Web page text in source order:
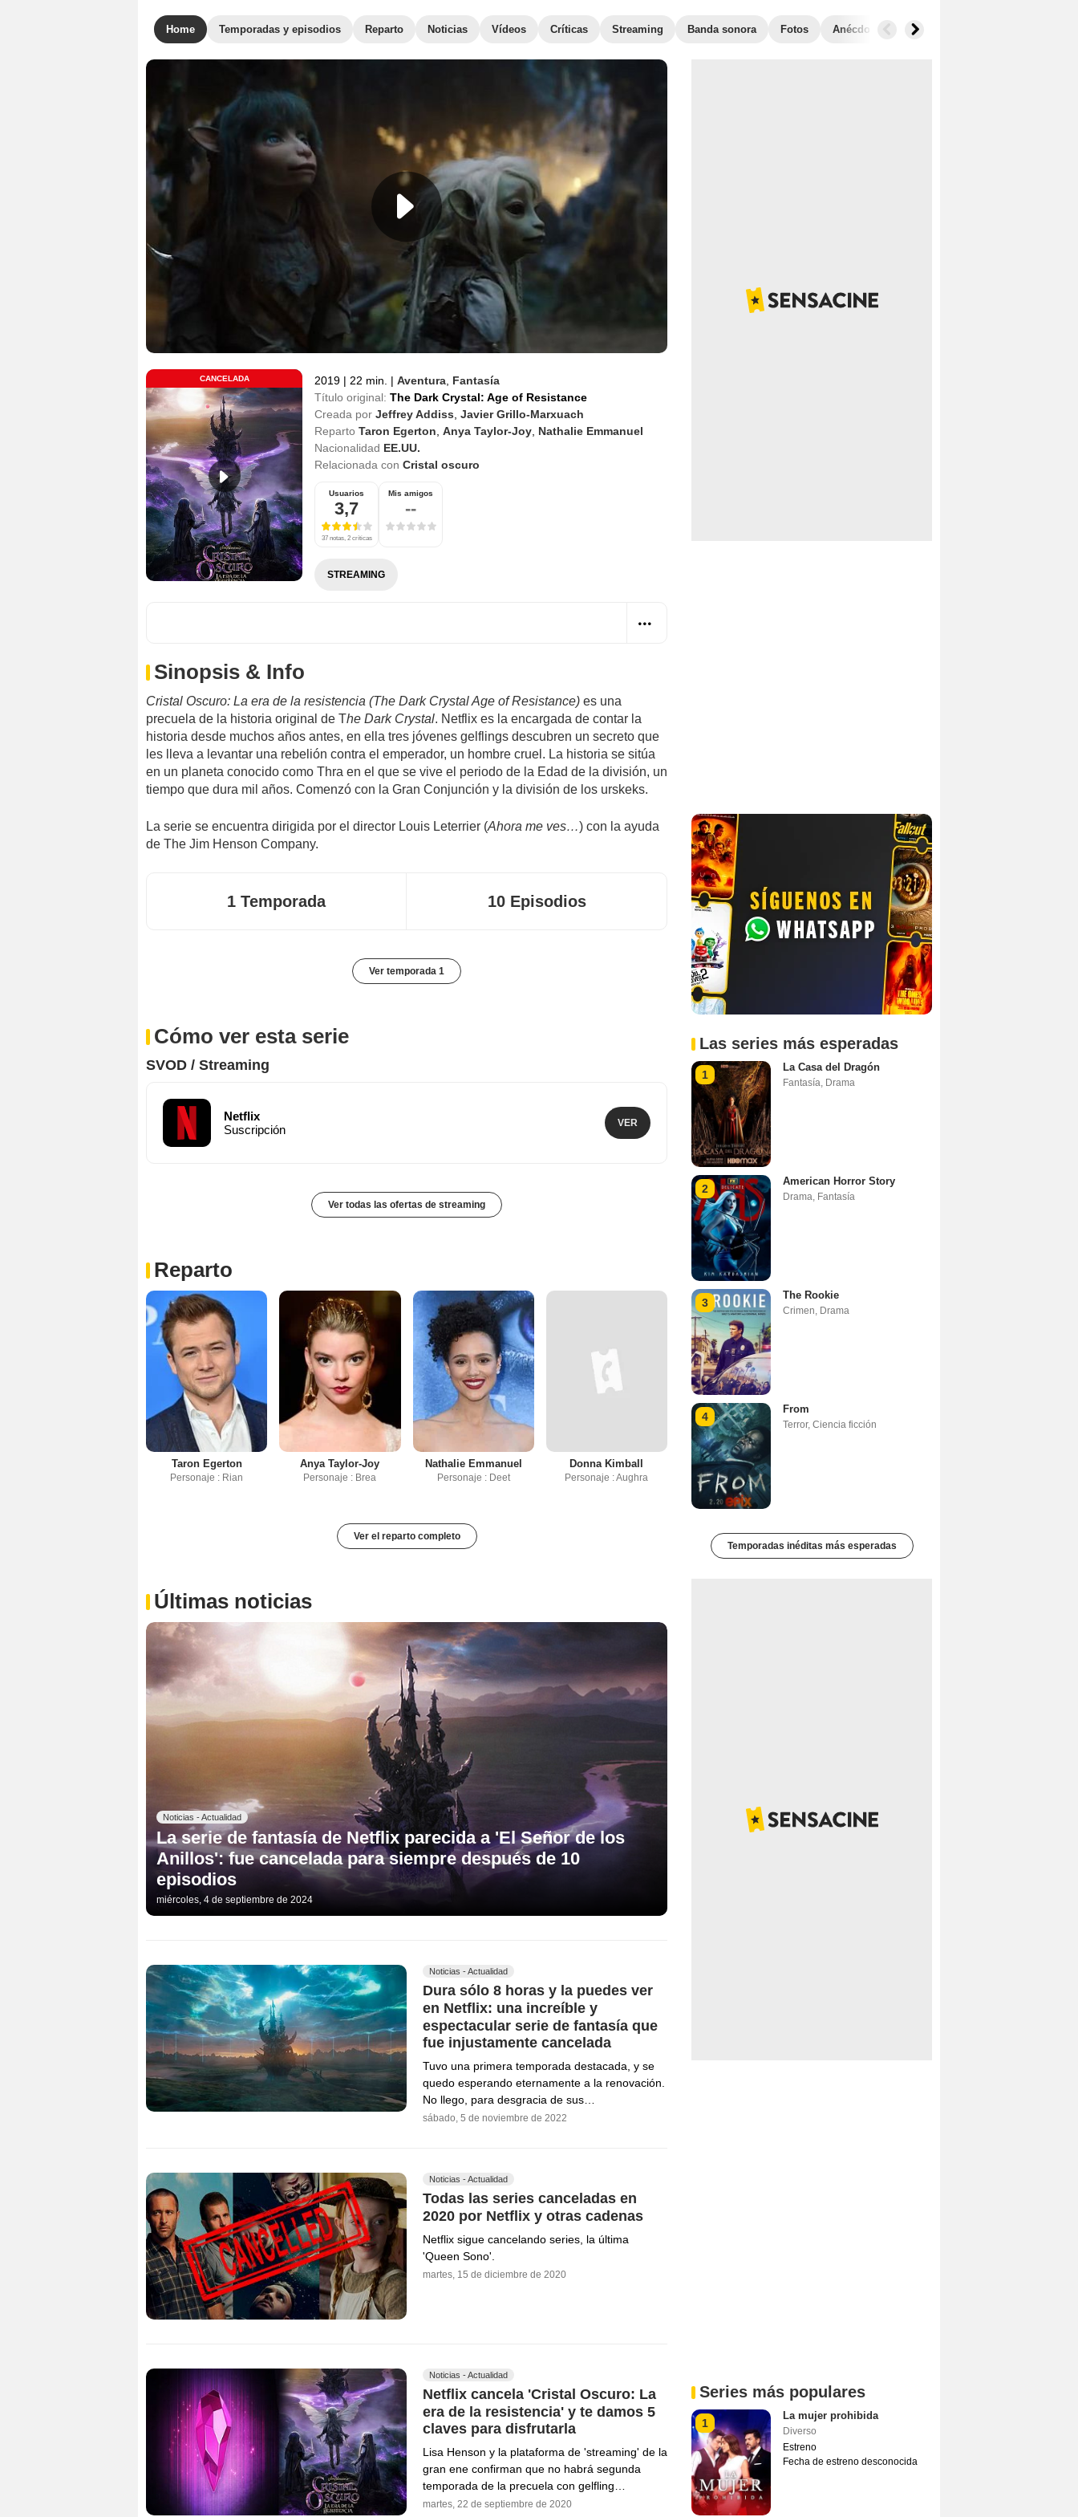
Home Temporadas y episodios Reparto Noticias Vídeos Críticas Streaming Banda sonora Fotos Anécdotas
CANCELADA 2019 | 22 min. | Aventura Fantasía
Título original: The Dark Crystal: Age of Resistance
Creada por Jeffrey Addiss Javier Grillo-Marxuach
Reparto Taron Egerton Anya Taylor-Joy Nathalie Emmanuel
Nacionalidad EE.UU.
Relacionada con Cristal oscuro
Usuarios
3,7
37 notas, 2 críticas
Mis amigos
--
STREAMING
Sinopsis & Info
Cristal Oscuro: La era de la resistencia (The Dark Crystal Age of Resistance) es una
precuela de la historia original de The Dark Crystal. Netflix es la encargada de contar la
historia desde muchos años antes, en ella tres jóvenes gelflings descubren un secreto que
les lleva a levantar una rebelión contra el emperador, un hombre cruel. La historia se sitúa
en un planeta conocido como Thra en el que se vive el periodo de la Edad de la división, un
tiempo que dura mil años. Comenzó con la Gran Conjunción y la división de los urskeks.
La serie se encuentra dirigida por el director Louis Leterrier (Ahora me ves…) con la ayuda
de The Jim Henson Company.
1 Temporada 10 Episodios
Ver temporada 1
Cómo ver esta serie
SVOD / Streaming
Netflix
Suscripción
VER
Ver todas las ofertas de streaming
Reparto
Taron Egerton
Personaje : Rian
Anya Taylor-Joy
Personaje : Brea
Nathalie Emmanuel
Personaje : Deet
Donna Kimball
Personaje : Aughra
Ver el reparto completo
Últimas noticias
Noticias - Actualidad
La serie de fantasía de Netflix parecida a 'El Señor de los
Anillos': fue cancelada para siempre después de 10
episodios
miércoles, 4 de septiembre de 2024
Noticias - Actualidad
Dura sólo 8 horas y la puedes ver
en Netflix: una increíble y
espectacular serie de fantasía que
fue injustamente cancelada
Tuvo una primera temporada destacada, y se
quedo esperando eternamente a la renovación.
No llego, para desgracia de sus…
sábado, 5 de noviembre de 2022
Noticias - Actualidad
Todas las series canceladas en
2020 por Netflix y otras cadenas
Netflix sigue cancelando series, la última
'Queen Sono'.
martes, 15 de diciembre de 2020
Noticias - Actualidad
Netflix cancela 'Cristal Oscuro: La
era de la resistencia' y te damos 5
claves para disfrutarla
Lisa Henson y la plataforma de 'streaming' de la
gran ene confirman que no habrá segunda
temporada de la precuela con gelfling…
martes, 22 de septiembre de 2020
Las series más esperadas
1
La Casa del Dragón
Fantasía, Drama
2
American Horror Story
Drama, Fantasía
3
The Rookie
Crimen, Drama
4
From
Terror, Ciencia ficción
Temporadas inéditas más esperadas
Series más populares
1
La mujer prohibida
Diverso
Estreno
Fecha de estreno desconocida